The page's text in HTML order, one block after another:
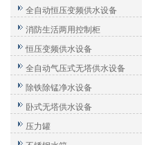
全自动恒压变频供水设备
消防生活两用控制柜
恒压变频供水设备
全自动气压式无塔供水设备
除铁除锰净水设备
卧式无塔供水设备
压力罐